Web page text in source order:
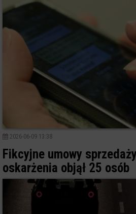
2026-06-09 13:38
Fikcyjne umowy
oskarżenia objął 25 osób